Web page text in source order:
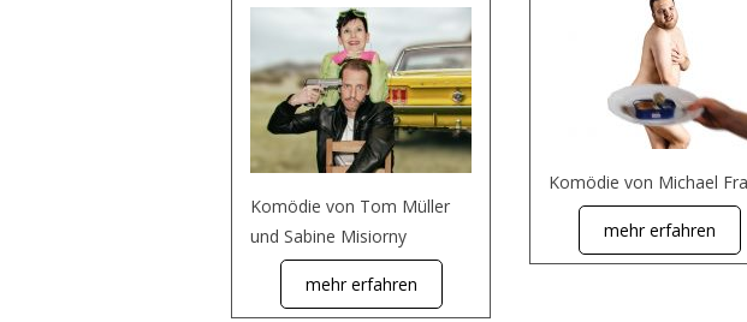
Komödie von Tom Müller
und Sabine Misiorny
mehr erfahren
Komödie von Michael
mehr erfahren